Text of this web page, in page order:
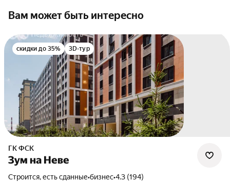
Вам может быть интересно
скидки до 35% 3D-тур
ГК ФСК
Зум на Неве
Строится, есть сданные•бизнес•4.3 (194)